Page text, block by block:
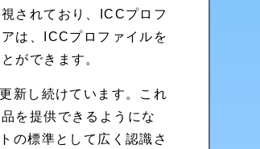
されており、ICCプロフ
は、ICCプロファイルを
ができます。
新し続けています。これ
を提供できるようにな
の標準として広く認識さ